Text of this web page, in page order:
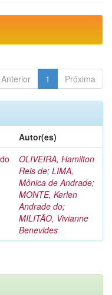
Anterior 1 Próxima
Autor(es)
OLIVEIRA, Hamilton
Reis de; LIMA,
Mônica de Andrade;
MONTE, Kerlen
Andrade do;
MILITÃO, Vivianne
Benevides